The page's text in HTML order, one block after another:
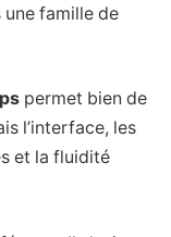
une famille de
permet bien de
l’interface, les
et la fluidité